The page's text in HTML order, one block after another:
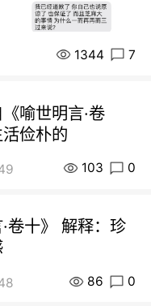
1344 7
喻世明言·卷
俭朴的
103 0
卷十》 解释：珍
86 0